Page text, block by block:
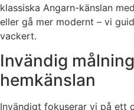
klassiska Angarn-känslan
eller gå mer modernt – vi
vackert.
Invändig
hemkänslan
Invändigt fokuserar vi på ett